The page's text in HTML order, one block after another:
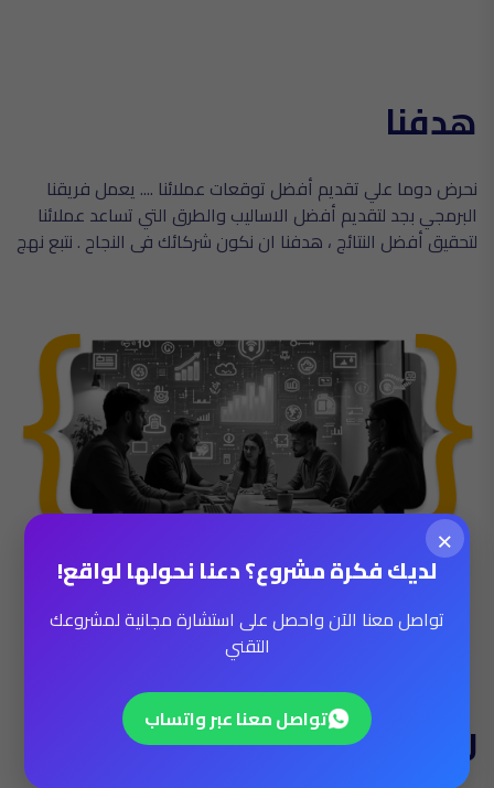
×
لديك فكرة مشروع؟ دعنا نحولها لواقع!
تواصل معنا الآن واحصل على استشارة مجانية لمشروعك
التقني
تواصل معنا عبر واتساب
هدفنا
نحرض دوما علي تقديم أفضل توقعات عملائنا .... يعمل فريقنا
البرمجي بجد لتقديم أفضل الاساليب والطرق التي تساعد عملائنا
لتحقيق أفضل النتائج ، هدفنا ان نكون شركائك في النجاح . نتبع نهج
رسالتنا